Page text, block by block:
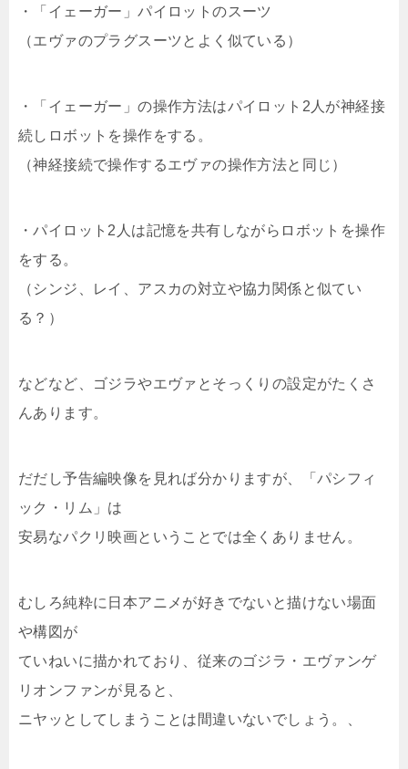
・「イェーガー」パイロットのスーツ
（エヴァのプラグスーツとよく似ている）
・「イェーガー」の操作方法はパイロット2人が神経接
続しロボットを操作をする。
（神経接続で操作するエヴァの操作方法と同じ）
・パイロット2人は記憶を共有しながらロボットを操作
をする。
（シンジ、レイ、アスカの対立や協力関係と似てい
る？）
などなど、ゴジラやエヴァとそっくりの設定がたくさ
んあります。
だだし予告編映像を見れば分かりますが、「パシフィ
ック・リム」は
安易なパクリ映画ということでは全くありません。
むしろ純粋に日本アニメが好きでないと描けない場面
や構図が
ていねいに描かれており、従来のゴジラ・エヴァンゲ
リオンファンが見ると、
ニヤッとしてしまうことは間違いないでしょう。、